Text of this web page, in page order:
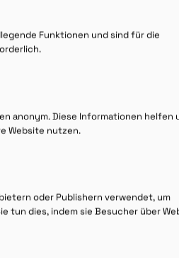
Rezept-Ausdruck
Rezept-
Wir laden Sie ein,
Rezepte schnell
oder die
Funktionen und sind für die
anonym. Diese Informationen helfen
Website nutzen.
oder Publishern verwendet, um
tun dies, indem sie Besucher über